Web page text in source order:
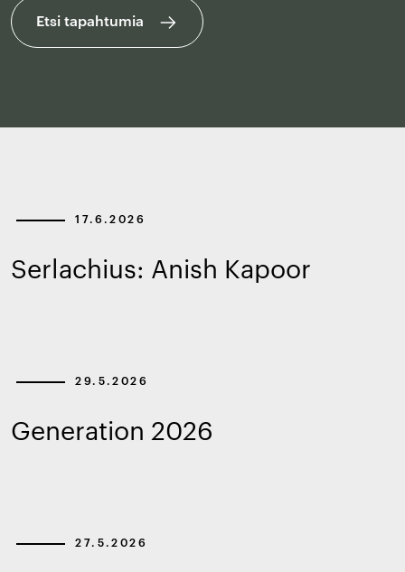
Etsi tapahtumia
17.6.2026
Serlachius: Anish Kapoor
29.5.2026
Generation 2026
27.5.2026